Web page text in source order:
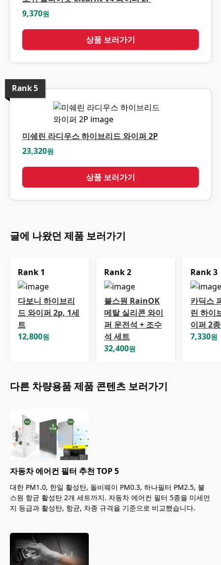
9,370원
상품 보러가기
Rank5
미쉐린 라디우스 하이브리드 와이퍼 2P
23,320원
상품 보러가기
글에 나왔던 제품 보러가기
Rank 1
다보니 하이브리
드 와이퍼 2p, 1세
트
12,800원
Rank2
불스원 RainOK
메탈 실리콘 와이
퍼 운전석 + 조수
석 세트
32,400원
Rank3
카딕스
린 하이
이퍼 2
7,330원
다른 차량용품제품 콘텐츠 보러가기
자동차 에어컨 필터 추천 TOP 5
대한 PM1.0, 한일 활성탄, 돌비웨이 PM0.3, 하나필터 PM2.5, 불
스원 항균 활성탄 2개 세트까지. 자동차 에어컨 필터 5종을 미세먼
지 등급과 활성탄, 항균, 차종 규격을 기준으로 비교했습니다.